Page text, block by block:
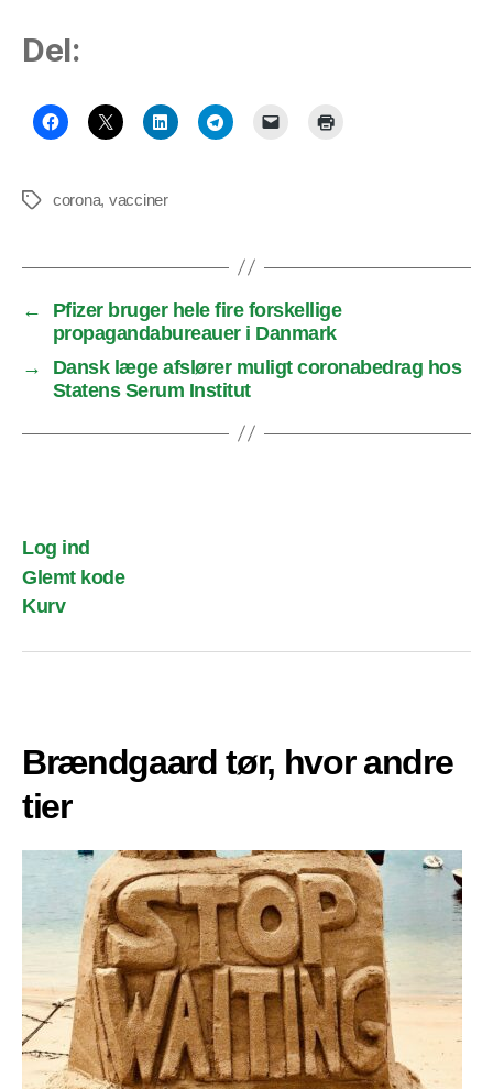
Del:
Tagscorona, vacciner
←
Pfizer bruger hele fire forskellige
propagandabureauer i Danmark
→
Dansk læge afslører muligt coronabedrag hos
Statens Serum Institut
Log ind
Glemt kode
Kurv
Brændgaard tør, hvor andre
tier